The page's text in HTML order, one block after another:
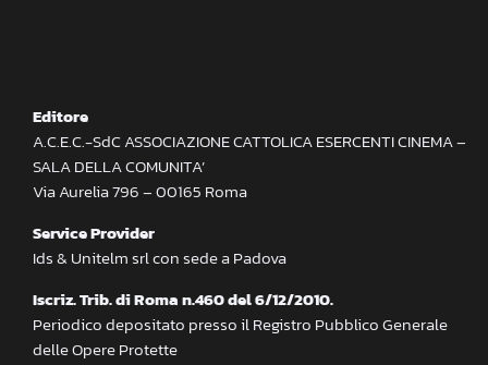
Editore
A.C.E.C.-SdC ASSOCIAZIONE CATTOLICA ESERCENTI CINEMA –
SALA DELLA COMUNITA’
Via Aurelia 796 – 00165 Roma
Service Provider
Ids & Unitelm srl con sede a Padova
Iscriz. Trib. di Roma n.460 del 6/12/2010.
Periodico depositato presso il Registro Pubblico Generale
delle Opere Protette